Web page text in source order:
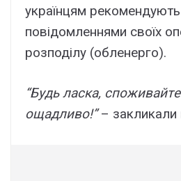
yкpaїнцям
повідомлeннями cвоїx
pозподілy (облeнepго).
“Бyдь лacкa,
ощaдливо!”– зaкликaли